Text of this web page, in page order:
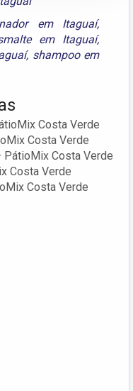
em Itaguaí,
em Itaguaí,
, shampoo em
Costa Verde
Costa Verde
PátioMix Costa Verde
Costa Verde
Costa Verde